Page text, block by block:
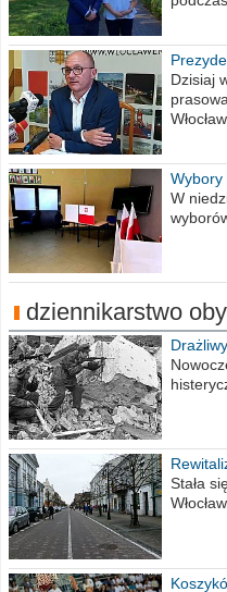
Dzisiaj
Wybory
procent
W
dziennikarstwo
Stała